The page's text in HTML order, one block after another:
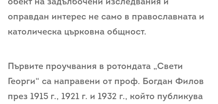
обект на задълбочени изследвания и
оправдан интерес не само в православната и
католическа църковна общност.
Първите проучвания в ротондата „Свети
Георги“ са направени от проф. Богдан Филов
през 1915 г., 1921 г. и 1932 г., който публикува